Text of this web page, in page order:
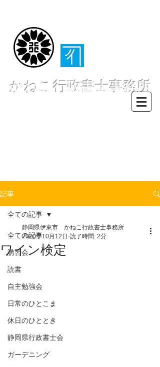
かねこ行政書士事務所
〒413-0234 静岡県伊東市池６２
記事
全ての記事
講習会
読書
自主勉強会
日常のひとこま
休日のひととき
静岡県行政書士会
ガーデニング
全ての記事
ワイン検定
静岡県伊東市 かねこ行政書士事務所
2020年10月12日 読了時間: 2分